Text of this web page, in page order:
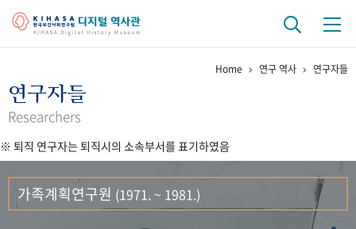
걸어온 길 기관 변천사
연구 역사
정책과 연구 키워드로 보는 연구 역사
연구자들
간행물 변천사
Home 연구 역사 연구자들
연구자들
Researchers
※ 퇴직 연구자는 퇴직시의 소속부서를 표기하였음
가족계획연구원 (1971. ~ 1981.)